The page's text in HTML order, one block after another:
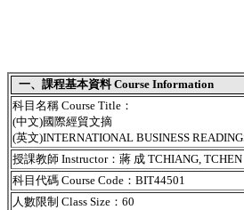
一、課程基本資料 Course Information
科目名稱 Course Title：
(中文)國際經貿文摘
(英文)INTERNATIONAL BUSINESS
授課教師 Instructor：蔣 成 TCHIANG, TCHEN
科目代碼 Course Code：BIT44501
人數限制 Class Size：60